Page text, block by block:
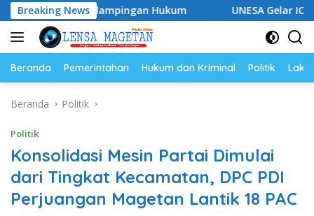
Langsung
ke
konten
Breaking News
Pendampingan Hukum UNESA Gelar ICAPSTURE
Beranda Pemerintahan Hukum dan Kriminal Politik
Beranda Politik
Politik
Konsolidasi Mesin Partai Dimulai
dari Tingkat Kecamatan, DPC PDI
Perjuangan Magetan Lantik 18 PAC